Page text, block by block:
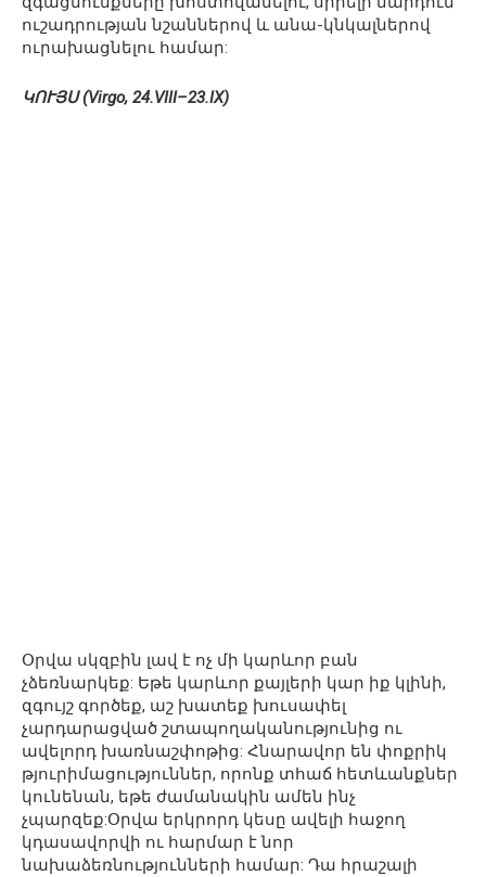
ուշադրության նշաններով և անա-կնկալներով
ուրախացնելու համար:
ԿՈՒՅՍ (Virgo, 24.VIII–23.IX)
Օրվա սկզբին լավ է ոչ մի կարևոր բան
չձեռնարկեք: Եթե կարևոր քայլերի կար իք կլինի,
զգույշ գործեք, աշ խատեք խուսափել
չարդարացված շտապողականությունից ու
ավելորդ խառնաշփոթից: Հնարավոր են փոքրիկ
թյուրիմացություններ, որոնք տհաճ հետևանքներ
կունենան, եթե ժամանակին ամեն ինչ
չպարզեք:Օրվա երկրորդ կեսը ավելի հաջող
կդասավորվի ու հարմար է նոր
նախաձեռնությունների համար: Դա հրաշալի